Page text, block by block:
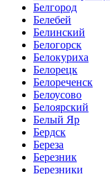
Белгород
Белебей
Белинский
Белогорск
Белокуриха
Белорецк
Белореченск
Белоусово
Белоярский
Белый Яр
Бердск
Береза
Березник
Березники